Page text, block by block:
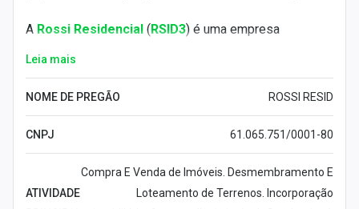
A Rossi Residencial (RSID3) é uma empresa
sede emSão Paulo
A empresa já entregou mais de 669 projetos ao longo
de sua história, o que gerou cerca de 115 mil sonhos
da casa própria realizados. A Rossi Residencial tem
presença em mais de 17 estados brasileiros com
Leia mais
NOME DE PREGÃO ROSSI RESID
CNPJ 61.065.751/0001-80
ATIVIDADE
Compra E Venda de Imóveis. Desmembramento E
Loteamento de Terrenos. Incorporação